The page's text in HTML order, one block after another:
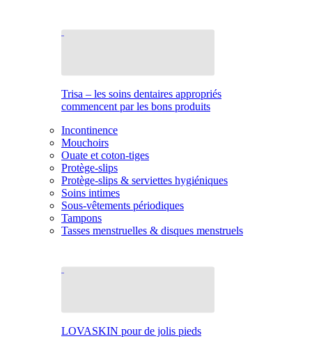
Trisa – les soins dentaires appropriés
commencent par les bons produits
Incontinence
Mouchoirs
Ouate et coton-tiges
Protège-slips
Protège-slips & serviettes hygiéniques
Soins intimes
Sous-vêtements périodiques
Tampons
Tasses menstruelles & disques menstruels
LOVASKIN pour de jolis pieds